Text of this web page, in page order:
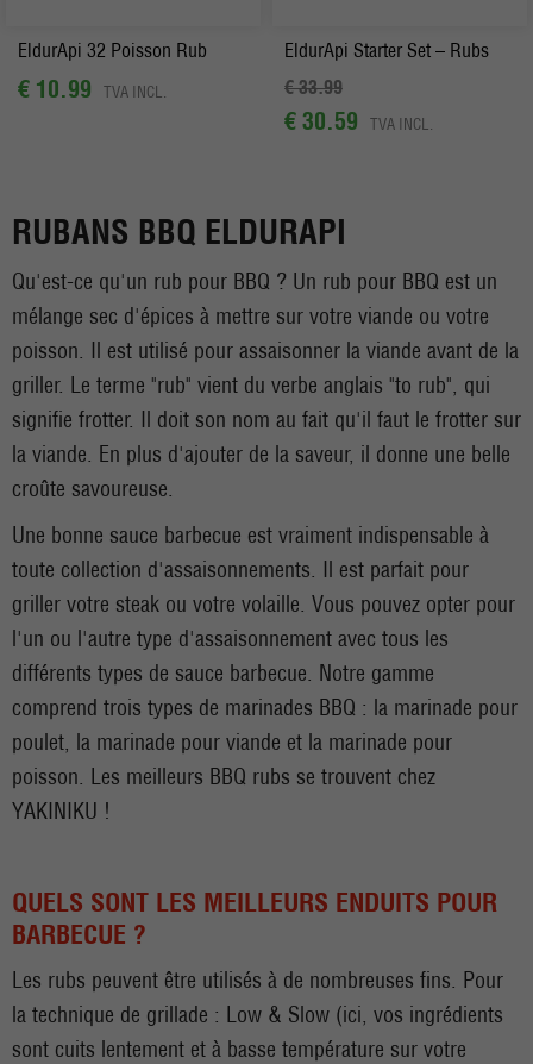
EldurApi 32 Poisson Rub
€ 10.99 TVA INCL.
EldurApi Starter Set – Rubs
€ 33.99
€ 30.59 TVA INCL.
RUBANS BBQ ELDURAPI
Qu'est-ce qu'un rub pour BBQ ? Un rub pour BBQ est un
mélange sec d'épices à mettre sur votre viande ou votre
poisson. Il est utilisé pour assaisonner la viande avant de la
griller. Le terme "rub" vient du verbe anglais "to rub", qui
signifie frotter. Il doit son nom au fait qu'il faut le frotter sur
la viande. En plus d'ajouter de la saveur, il donne une belle
croûte savoureuse.
Une bonne sauce barbecue est vraiment indispensable à
toute collection d'assaisonnements. Il est parfait pour
griller votre steak ou votre volaille. Vous pouvez opter pour
l'un ou l'autre type d'assaisonnement avec tous les
différents types de sauce barbecue. Notre gamme
comprend trois types de marinades BBQ : la marinade pour
poulet, la marinade pour viande et la marinade pour
poisson. Les meilleurs BBQ rubs se trouvent chez
YAKINIKU !
QUELS SONT LES MEILLEURS ENDUITS POUR
BARBECUE ?
Les rubs peuvent être utilisés à de nombreuses fins. Pour
la technique de grillade : Low & Slow (ici, vos ingrédients
sont cuits lentement et à basse température sur votre